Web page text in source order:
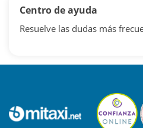
Centro de ayuda
Resuelve las dudas más